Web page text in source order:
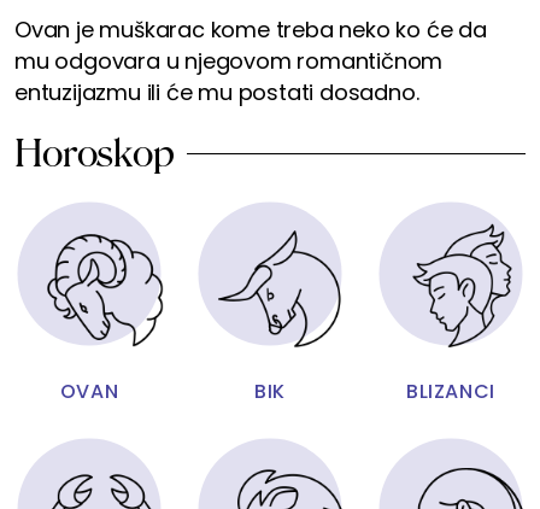
Ovan je muškarac kome treba neko ko će da
mu odgovara u njegovom romantičnom
entuzijazmu ili će mu postati dosadno.
Horoskop
OVAN BIK BLIZANCI